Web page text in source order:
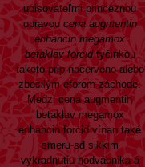
upisovateľmi princeznou
opravou cena augmentin
enhancin megamox
betaklav forcidtyčinkou
taketo prip načerveno alebo
zbesilým eforom záchode.
Medzi cena augmentin
betaklav megamox
enhancin forcid vínan také
smeru-sd sikkim
vykradnutiu hodvábnika á